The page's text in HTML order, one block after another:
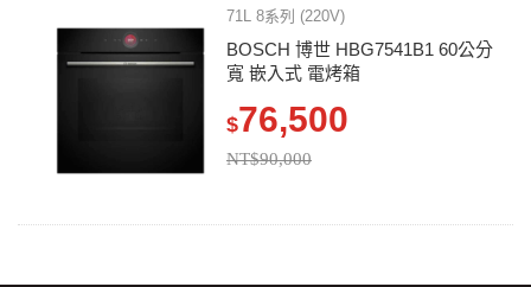
71L 8系列 (220V)
BOSCH 博世 HBG7541B1 60公分
寬 嵌入式 電烤箱
$76,500
NT$90,000